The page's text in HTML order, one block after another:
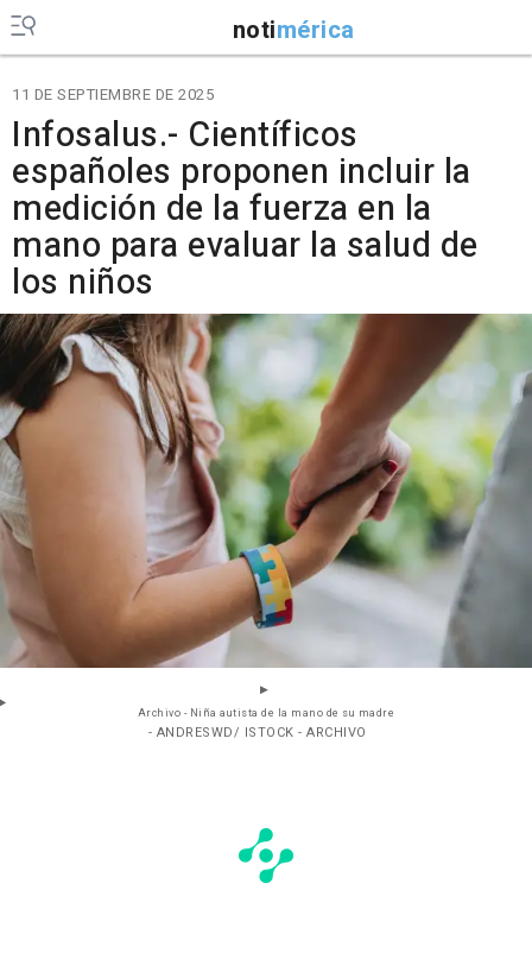
notimérica
11 DE SEPTIEMBRE DE 2025
Infosalus.- Científicos
españoles proponen incluir la
medición de la fuerza en la
mano para evaluar la salud de
los niños
Archivo - Niña autista de la mano de su madre
- ANDRESWD/ ISTOCK - ARCHIVO